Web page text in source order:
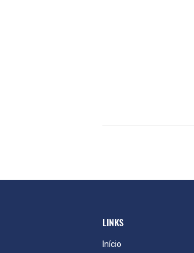
LINKS
Início